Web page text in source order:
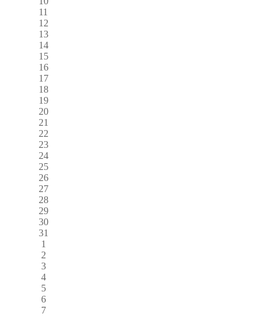
11
12
13
14
15
16
17
18
19
20
21
22
23
24
25
26
27
28
29
30
31
1
2
3
4
5
6
7